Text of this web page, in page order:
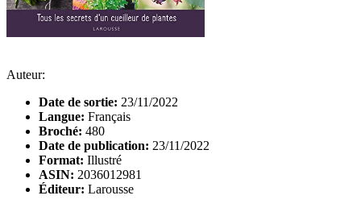
Auteur:
Date de sortie: 23/11/2022
Langue: Français
Broché: 480
Date de publication: 23/11/2022
Format: Illustré
ASIN: 2036012981
Éditeur: Larousse